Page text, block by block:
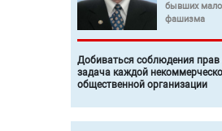
бывших
фашизма
Добиваться соблюдения
задача каждой
общественной организации